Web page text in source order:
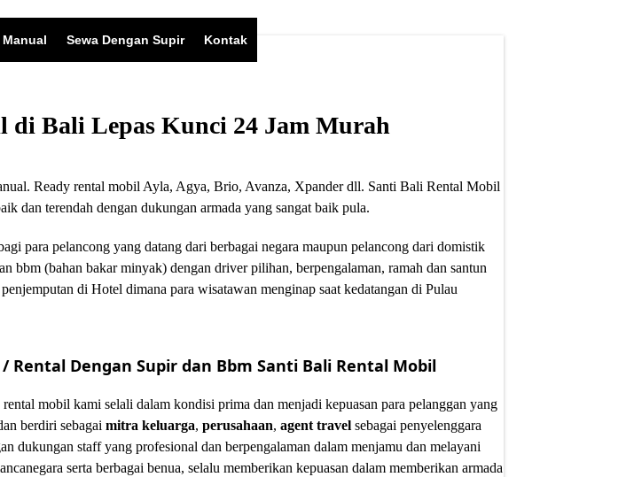
Sewa Dengan Supir Kontak
di Bali Lepas Kunci 24 Jam Murah
Ready rental mobil Ayla, Agya, Brio, Avanza, Xpander dll. Santi Bali Rental Mobil
dan terendah dengan dukungan armada yang sangat baik pula.
para pelancong yang datang dari berbagai negara maupun pelancong dari domistik
bbm (bahan bakar minyak) dengan driver pilihan, berpengalaman, ramah dan santun
di Hotel dimana para wisatawan menginap saat kedatangan di Pulau
Rental Dengan Supir dan Bbm Santi Bali Rental Mobil
rental mobil kami selali dalam kondisi prima dan menjadi kepuasan para pelanggan yang
berdiri sebagai mitra keluarga, perusahaan, agent travel sebagai penyelenggara
dukungan staff yang profesional dan berpengalaman dalam menjamu dan melayani
serta berbagai benua, selalu memberikan kepuasan dalam memberikan armada